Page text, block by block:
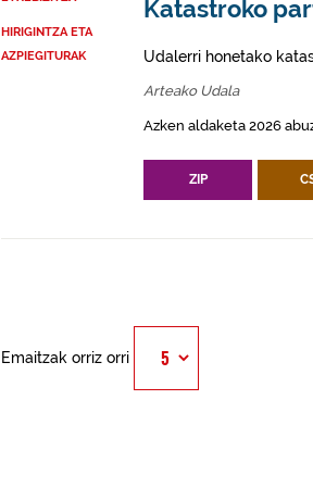
HIRIGINTZA ETA
AZPIEGITURAK
Katastroko
Udalerri honetako
Arteako Udala
Azken aldaketa 2026
ZIP
Emaitzak orriz orri